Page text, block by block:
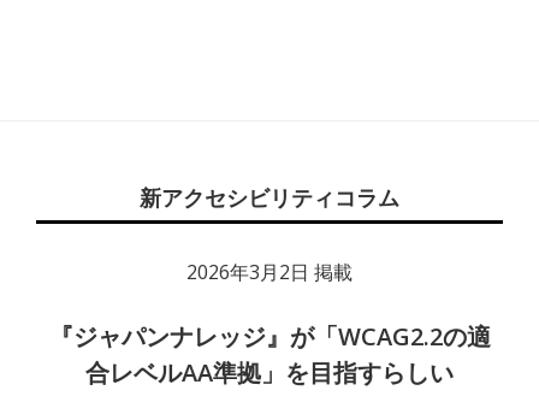
新アクセシビリティコラム
2026年3月2日 掲載
『ジャパンナレッジ』が「WCAG2.2の適
合レベルAA準拠」を目指すらしい